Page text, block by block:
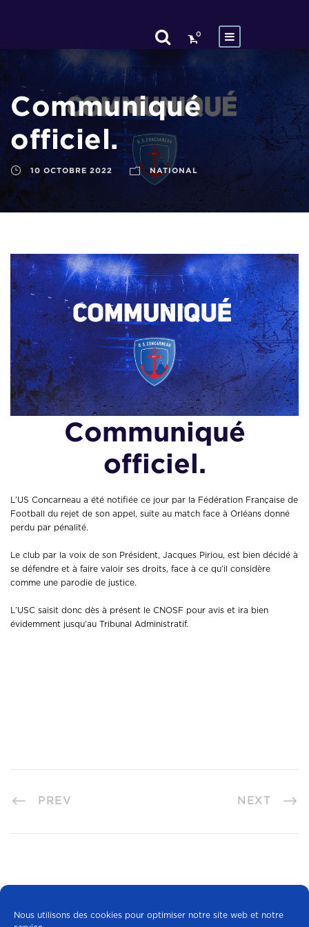
Nous utilisons des cookies pour optimiser notre site web et notre
0
Communiqué
officiel.
10 OCTOBRE 2022 NATIONAL
Communiqué
officiel.
L’US Concarneau a été notifiée ce jour par la Fédération Française de
Football du rejet de son appel, suite au match face à Orléans donné
perdu par pénalité.
Le club par la voix de son Président, Jacques Piriou, est bien décidé à
se défendre et à faire valoir ses droits, face à ce qu’il considère
comme une parodie de justice.
L’USC saisit donc dès à présent le CNOSF pour avis et ira bien
évidemment jusqu’au Tribunal Administratif.
PREV NEXT